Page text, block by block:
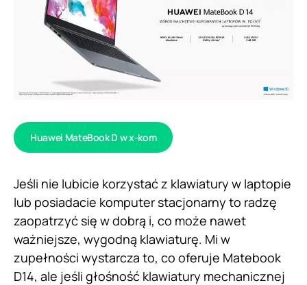
Huawei MateBook D w x-kom
Jeśli nie lubicie korzystać z klawiatury w laptopie
lub posiadacie komputer stacjonarny to radzę
zaopatrzyć się w dobrą i, co może nawet
ważniejsze, wygodną klawiaturę. Mi w
zupełności wystarcza to, co oferuje Matebook
D14, ale jeśli głośność klawiatury mechanicznej